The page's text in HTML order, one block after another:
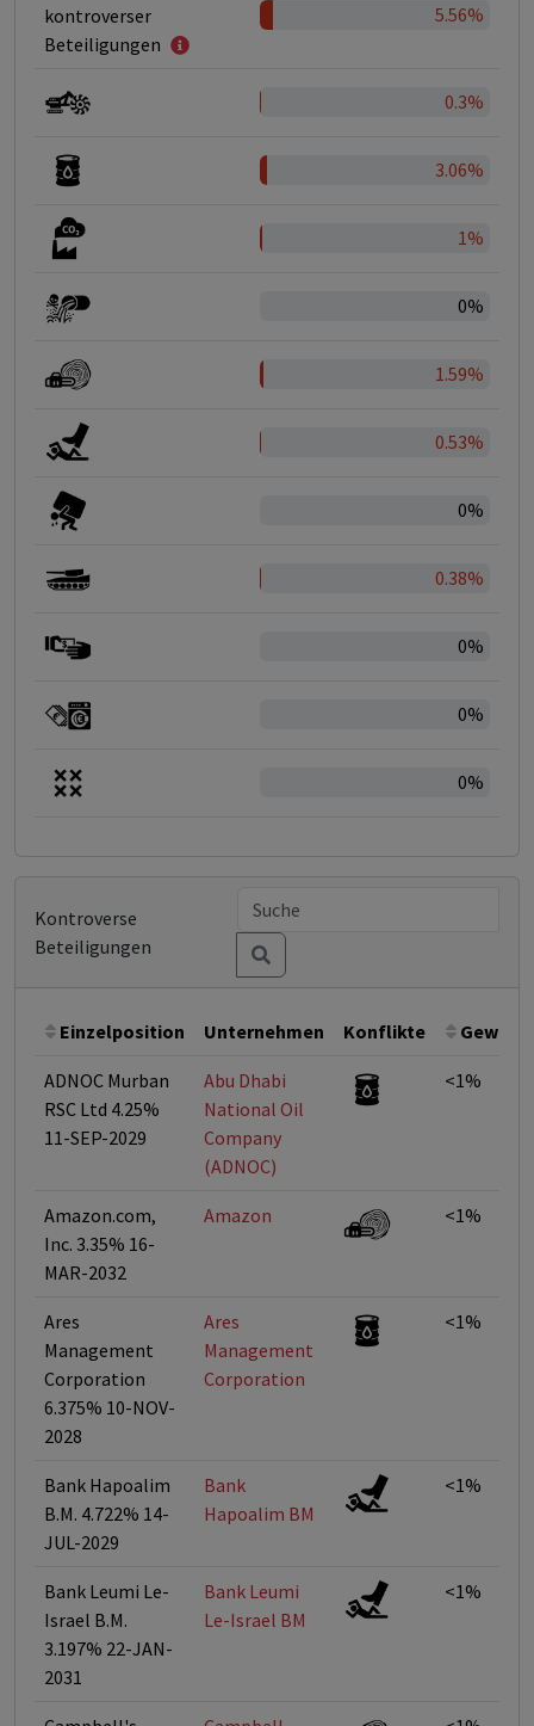
kontroverser
Beteiligungen
5.56%
0.3%
3.06%
1%
0%
1.59%
0.53%
0%
0.38%
0%
0%
0%
Kontroverse
Beteiligungen
Einzelposition Unternehmen Konflikte
ADNOC Murban
RSC Ltd 4.25%
11-SEP-2029
Abu Dhabi
National Oil
Company
(ADNOC)
<1%
Amazon.com,
Inc. 3.35% 16-
MAR-2032
Amazon <1%
Ares
Management
Corporation
6.375% 10-NOV-
2028
Ares
Management
Corporation
<1%
Bank Hapoalim
B.M. 4.722% 14-
JUL-2029
Bank
Hapoalim BM
<1%
Bank Leumi Le-
Israel B.M.
3.197% 22-JAN-
2031
Bank Leumi
Le-Israel BM
<1%